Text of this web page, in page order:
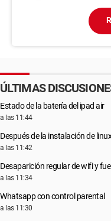
ÚLTIMAS
Estado de la batería del ipad air
a las 11:44
Después de la instalación de
a las 11:42
Desaparición regular de wifi y
a las 11:34
Whatsapp con control parental
a las 11:30